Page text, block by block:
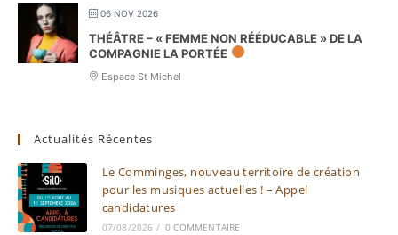
06 NOV 2026
THÉÂTRE – « FEMME NON RÉÉDUCABLE » DE LA
COMPAGNIE LA PORTÉE
Espace St Michel
Actualités Récentes
Le Comminges, nouveau territoire de création
pour les musiques actuelles ! – Appel
candidatures
07/08/2026 / 0 COMMENTAIRE